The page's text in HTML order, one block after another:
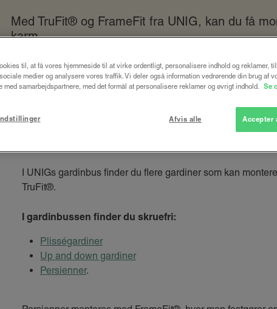
Med TruFit® og FrameFit fra UNIG, kan du få
karm.
Læs mere om vores skruefri gardiner, og bestil
I UNIGs gardinbus finder du flere gardiner som kan
TruFit®.
I gardinbussen finder du skruefri:
Plisségardiner
Up and down gardiner
Persienner.
til, at få vores hjemmeside til at virke ordentligt, personalisere indhold og reklamer,
medier og analysere vores traffik. Vi deler også information vedrørende din brug af
med samarbejdspartnere, med det formål at personalisere reklamer og øvrigt indhold. Se
Afvis alle Accepter